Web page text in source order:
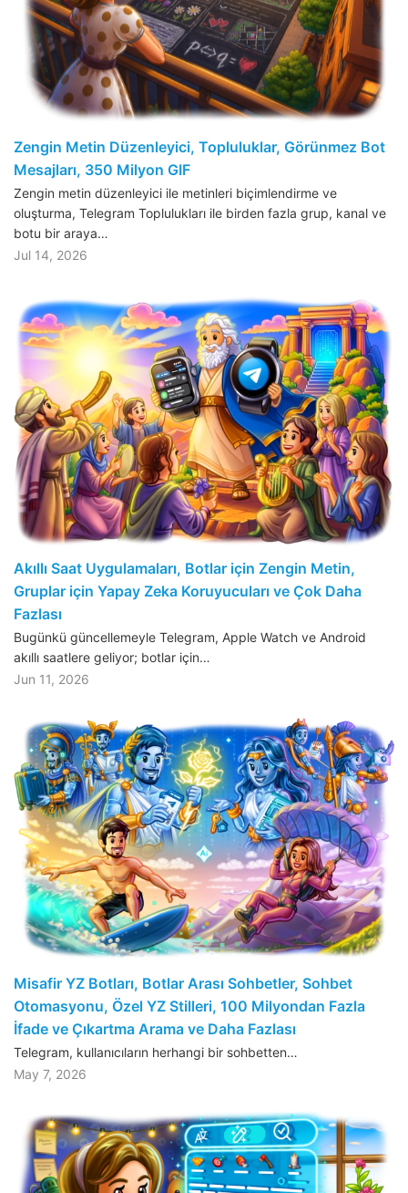
Zengin Metin Düzenleyici, Topluluklar, Görünmez Bot
Mesajları, 350 Milyon GIF
Zengin metin düzenleyici ile metinleri biçimlendirme ve
oluşturma, Telegram Toplulukları ile birden fazla grup, kanal ve
botu bir araya…
Jul 14, 2026
Akıllı Saat Uygulamaları, Botlar için Zengin Metin,
Gruplar için Yapay Zeka Koruyucuları ve Çok Daha
Fazlası
Bugünkü güncellemeyle Telegram, Apple Watch ve Android
akıllı saatlere geliyor; botlar için…
Jun 11, 2026
Misafir YZ Botları, Botlar Arası Sohbetler, Sohbet
Otomasyonu, Özel YZ Stilleri, 100 Milyondan Fazla
İfade ve Çıkartma Arama ve Daha Fazlası
Telegram, kullanıcıların herhangi bir sohbetten…
May 7, 2026